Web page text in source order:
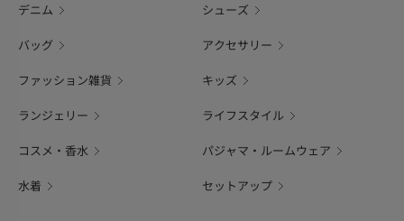
デニム シューズ
バッグ アクセサリー
ファッション雑貨 キッズ
ランジェリー ライフスタイル
コスメ・香水 パジャマ・ルームウェア
水着 セットアップ